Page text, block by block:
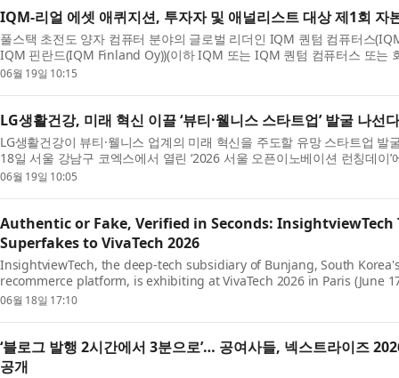
IQM-리얼 에셋 애퀴지션, 투자자 및 애널리스트 대상 제1회 자
풀스택 초전도 양자 컴퓨터 분야의 글로벌 리더인 IQM 퀀텀 컴퓨터스
IQM 핀란드(IQM Finland Oy))(이하 IQM 또는 IQM 퀀텀 컴퓨터스 또는
뉴욕시 나스닥 마켓사이트(Nasdaq MarketSite)에서 개최된 ...
06월 19일 10:15
LG생활건강, 미래 혁신 이끌 ‘뷰티·웰니스 스타트업’ 발굴 나선다
LG생활건강이 뷰티·웰니스 업계의 미래 혁신을 주도할 유망 스타트업 발
18일 서울 강남구 코엑스에서 열린 ‘2026 서울 오픈이노베이션 런칭데이
희망하는 스타트업을 대상으로 사업 설명회를 진행했다...
06월 19일 10:05
Authentic or Fake, Verified in Seconds:
Superfakes to VivaTech 2026
InsightviewTech, the deep-tech subsidiary of Bunjang, South
recommerce platform, is exhibiting at VivaTech 2026 in Paris (June
first major tech exhibition on the European stage. At the even...
06월 18일 17:10
‘블로그 발행 2시간에서 3분으로’… 공여사들, 넥스트라이즈
공개